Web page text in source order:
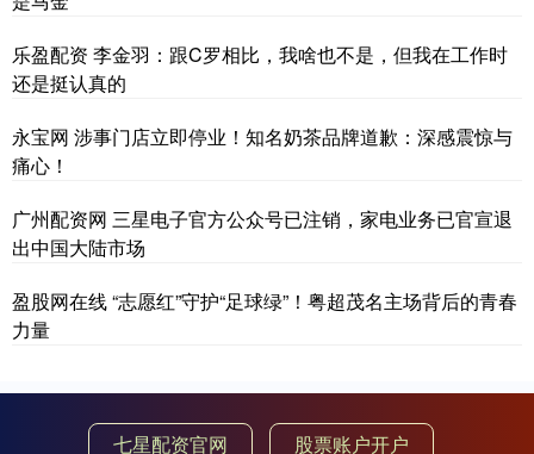
乐盈配资 李金羽：跟C罗相比，我啥也不是，但我在工作时
还是挺认真的
永宝网 涉事门店立即停业！知名奶茶品牌道歉：深感震惊与
痛心！
广州配资网 三星电子官方公众号已注销，家电业务已官宣退
出中国大陆市场
盈股网在线 “志愿红”守护“足球绿”！粤超茂名主场背后的青春
力量
七星配资官网 股票账户开户